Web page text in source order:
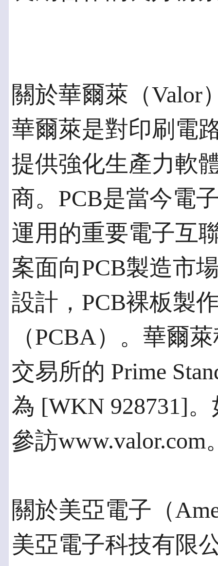
關於華爾萊（Valor
華爾萊是對印刷電
提供強化生產力軟
商。PCB是當今電
運用的重要電子互
案面向PCB製造市
設計，PCB裸板製
（PCBA）。華爾
交易所的 Prime
為 [WKN 928731]
參訪www.valor.com
關於美亞電子（
美亞電子科技有限